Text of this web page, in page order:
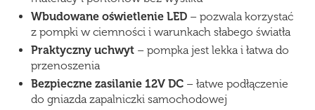
Wbudowane oświetlenie LED – pozwala korzystać
z pompki w ciemności i warunkach słabego światła
Praktyczny uchwyt – pompka jest lekka i łatwa do
przenoszenia
Bezpieczne zasilanie 12V DC – łatwe podłączenie
do gniazda zapalniczki samochodowej